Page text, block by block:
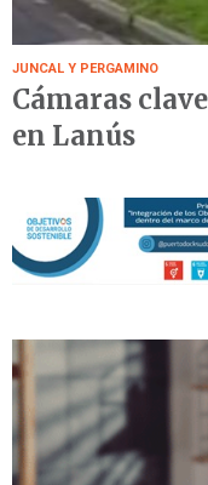
JUNCAL Y PERGAMINO
Cámaras
en Lanús